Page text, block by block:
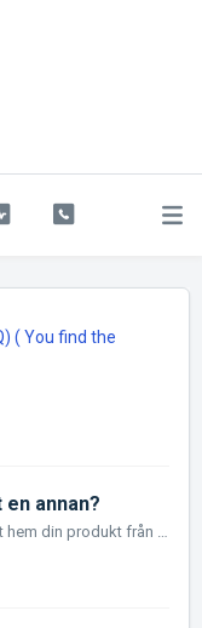
( You find the
annan?
Det beror lite på. Om vi inte har beställt hem din produkt från våran leverantör så kan vi byta på din order så länge den inte är skickad från oss. ...